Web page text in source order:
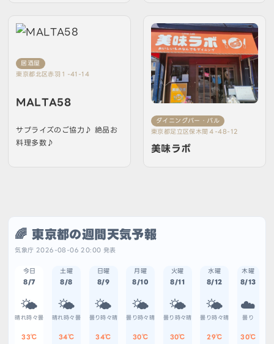
居酒屋
東京都北区赤羽１-41-14
MALTA58
サプライズのご協力♪ 絶品お
料理多数♪
ダイニングバー・バル
東京都足立区保木間４-48-12
美味ラボ
🌈 東京都の週間天気予報
気象庁 2026-08-06 20:00 発表
今日
8/7
🌤️
晴れ時々曇
33℃
土曜
8/8
🌤️
晴れ時々曇
34℃
日曜
8/9
🌤️
曇り時々晴
34℃
月曜
8/10
🌤️
曇り時々晴
30℃
火曜
8/11
🌤️
曇り時々晴
30℃
水曜
8/12
🌤️
曇り時々晴
29℃
木曜
8/13
☁️
曇り
30℃